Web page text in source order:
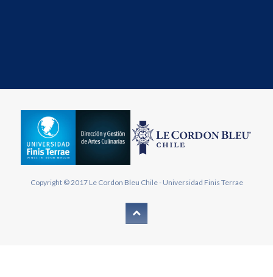
Copyright © 2017 Le Cordon Bleu Chile- Universidad Finis Terrae